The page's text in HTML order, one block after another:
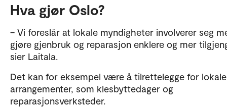
Hva gjør Oslo?
– Vi foreslår at lokale myndigheter involverer seg
gjøre gjenbruk og reparasjon enklere og mer
sier Laitala.
Det kan for eksempel være å tilrettelegge for lokale
arrangementer, som klesbyttedager og
reparasjonsverksteder.